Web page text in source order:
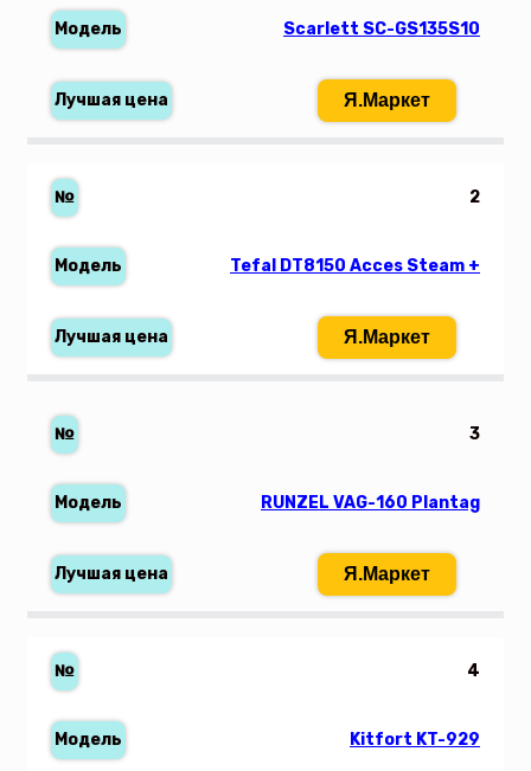
Scarlett SC-GS135S10
Я.Маркет
2
Tefal DT8150 Acces Steam +
Я.Маркет
3
RUNZEL VAG-160 Plantag
Я.Маркет
4
Kitfort KT-929